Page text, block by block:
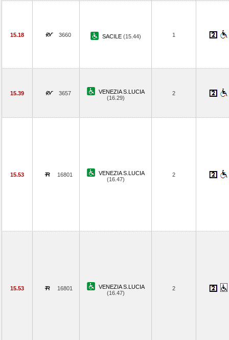
15.18 3660 SACILE (15.44) 1
15.39 3657
VENEZIA S.LUCIA
(16.29)
2
15.53 16801
VENEZIA S.LUCIA
(16.47)
2
15.53 16801
VENEZIA S.LUCIA
(16.47)
2